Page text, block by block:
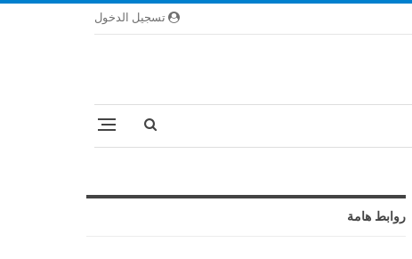
تسجيل الدخول
روابط هامة